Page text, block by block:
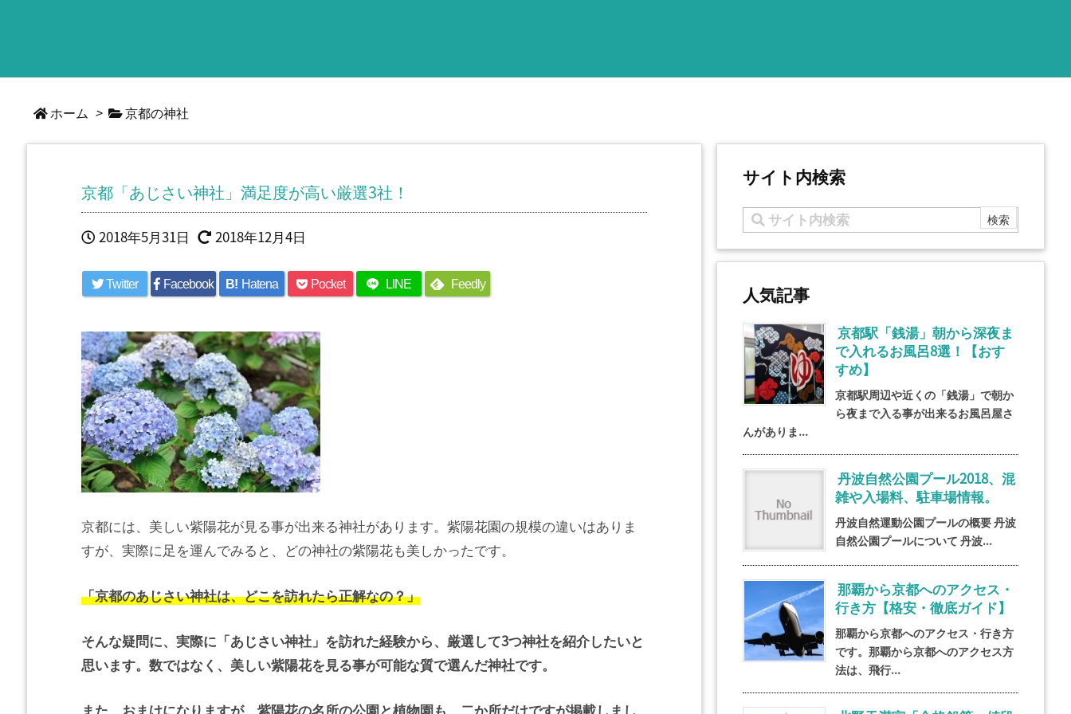
ホーム > 京都の神社
京都「あじさい神社」満足度が高い厳選3社！
2018年5月31日 2018年12月4日
Twitter Facebook B! Hatena Pocket LINE Feedly
京都には、美しい紫陽花が見る事が出来る神社があります。紫陽花園の規模の違いはありま
すが、実際に足を運んでみると、どの神社の紫陽花も美しかったです。
「京都のあじさい神社は、どこを訪れたら正解なの？」
そんな疑問に、実際に「あじさい神社」を訪れた経験から、厳選して3つ神社を紹介したいと
思います。数ではなく、美しい紫陽花を見る事が可能な質で選んだ神社です。
また、おまけになりますが、紫陽花の名所の公園と植物園も、二か所だけですが掲載しまし
サイト内検索
人気記事
京都駅「銭湯」朝から深夜ま
で入れるお風呂8選！【おす
すめ】
京都駅周辺や近くの「銭湯」で朝か
ら夜まで入る事が出来るお風呂屋さ
んがありま...
丹波自然公園プール2018、混
雑や入場料、駐車場情報。
丹波自然運動公園プールの概要 丹波
自然公園プールについて 丹波...
那覇から京都へのアクセス・
行き方【格安・徹底ガイド】
那覇から京都へのアクセス・行き方
です。那覇から京都へのアクセス方
法は、飛行...